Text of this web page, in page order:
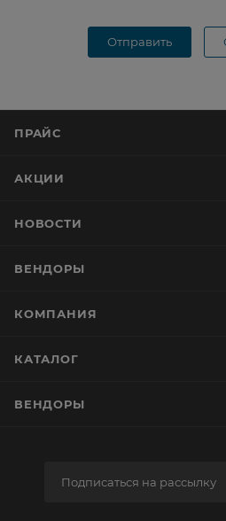
Отправить
ПРАЙС
АКЦИИ
НОВОСТИ
ВЕНДОРЫ
КОМПАНИЯ
КАТАЛОГ
ВЕНДОРЫ
Подписаться на рассылку